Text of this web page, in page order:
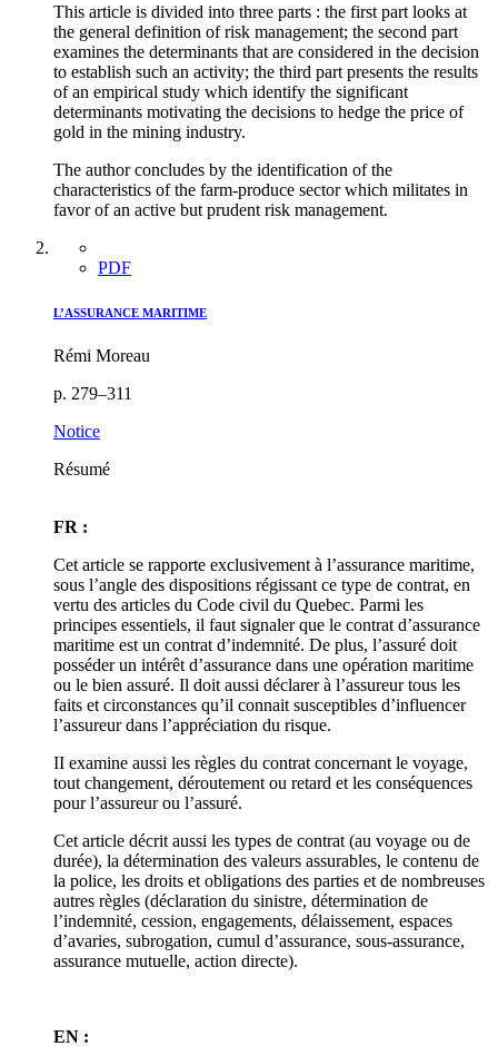
This article is divided into three parts : the first part looks at
the general definition of risk management; the second part
examines the determinants that are considered in the decision
to establish such an activity; the third part presents the results
of an empirical study which identify the significant
determinants motivating the decisions to hedge the price of
gold in the mining industry.
The author concludes by the identification of the
characteristics of the farm-produce sector which militates in
favor of an active but prudent risk management.
PDF
L’ASSURANCE MARITIME
Rémi Moreau
p. 279–311
Notice
Résumé
FR :
Cet article se rapporte exclusivement à l’assurance maritime,
sous l’angle des dispositions régissant ce type de contrat, en
vertu des articles du Code civil du Quebec. Parmi les
principes essentiels, il faut signaler que le contrat d’assurance
maritime est un contrat d’indemnité. De plus, l’assuré doit
posséder un intérêt d’assurance dans une opération maritime
ou le bien assuré. Il doit aussi déclarer à l’assureur tous les
faits et circonstances qu’il connait susceptibles d’influencer
l’assureur dans l’appréciation du risque.
II examine aussi les règles du contrat concernant le voyage,
tout changement, déroutement ou retard et les conséquences
pour l’assureur ou l’assuré.
Cet article décrit aussi les types de contrat (au voyage ou de
durée), la détermination des valeurs assurables, le contenu de
la police, les droits et obligations des parties et de nombreuses
autres règles (déclaration du sinistre, détermination de
l’indemnité, cession, engagements, délaissement, espaces
d’avaries, subrogation, cumul d’assurance, sous-assurance,
assurance mutuelle, action directe).
EN :